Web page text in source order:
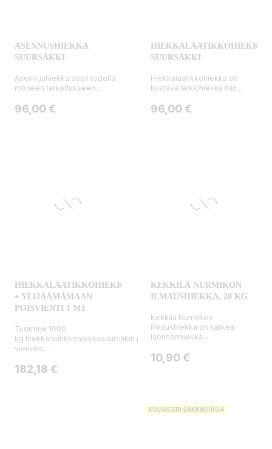
ASENNUSHIEKKA
SUURSÄKKI
Asennushiekka sopii todella
moneen tarkoitukseen,...
Hinta
96,00 €
HIEKKALAATIKKOHIEKKA,
SUURSÄKKI
Hiekkalaatikkohiekka on
loistava leikkihiekka niin...
Hinta
96,00 €
HIEKKALAATIKKOHIEKKA
+ YLIJÄÄMÄMAAN
POISVIENTI 1 M3
Tuomme 1000
kg hiekkalaatikkohiekkasuursäkin ja
viemme...
Hinta
182,18 €
KEKKILÄ NURMIKON
ILMAUSHIEKKA, 20 KG
Kekkilä Nurmikon
ilmaushiekka on karkea
luonnonhiekka...
Hinta
10,90 €
KOLME ERI SÄKKIKOKOA